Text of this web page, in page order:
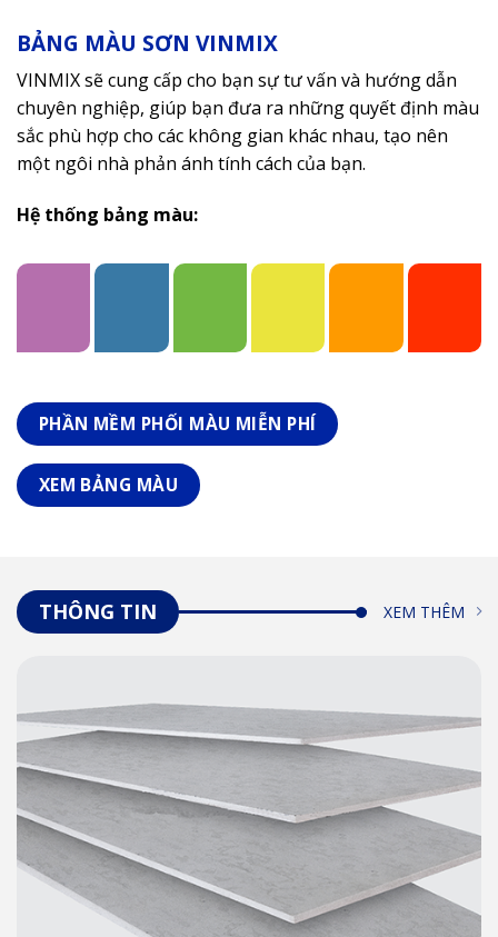
BẢNG MÀU SƠN VINMIX
VINMIX sẽ cung cấp cho bạn sự tư vấn và hướng dẫn
chuyên nghiệp, giúp bạn đưa ra những quyết định màu
sắc phù hợp cho các không gian khác nhau, tạo nên
một ngôi nhà phản ánh tính cách của bạn.
Hệ thống bảng màu:
PHẦN MỀM PHỐI MÀU MIỄN PHÍ
XEM BẢNG MÀU
THÔNG TIN XEM THÊM